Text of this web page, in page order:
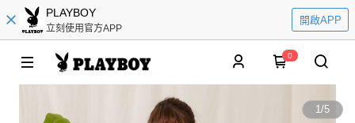
PLAYBOY
立刻使用官方APP
開啟APP
0
1/5